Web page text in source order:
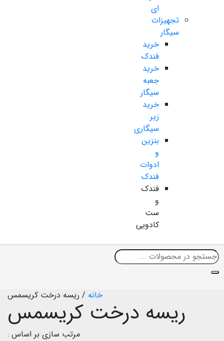
ای
تجهیزات
سیگار
خرید
فندک
خرید
جعبه
سیگار
خرید
زیر
سیگاری
بنزین
و
ادوات
فندک
فندک
و
ست
کادویی
خانه / ریسه درخت کریسمس
ریسه درخت کریسمس
مرتب سازی بر اساس :